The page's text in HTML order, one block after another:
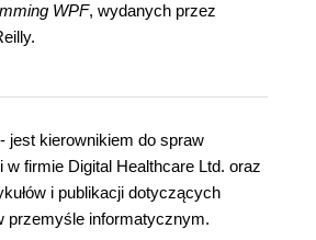
WPF, wydanych przez
- jest kierownikiem do spraw
w firmie Digital Healthcare Ltd. oraz
i publikacji dotyczących
przemyśle informatycznym.